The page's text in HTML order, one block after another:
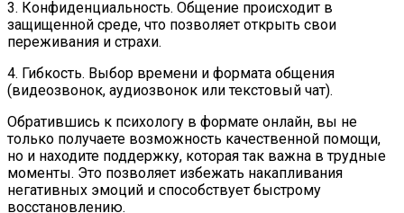
3. Конфиденциальность. Общение происходит в
защищенной среде, что позволяет открыть свои
переживания и страхи.
4. Гибкость. Выбор времени и формата общения
(видеозвонок, аудиозвонок или текстовый чат).
Обратившись к психологу в формате онлайн, вы не
только получаете возможность качественной помощи,
но и находите поддержку, которая так важна в трудные
моменты. Это позволяет избежать накапливания
негативных эмоций и способствует быстрому
восстановлению.